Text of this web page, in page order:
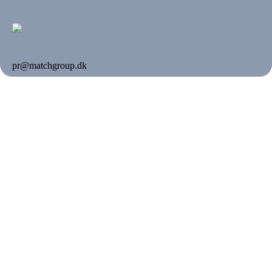
pr@matchgroup.dk